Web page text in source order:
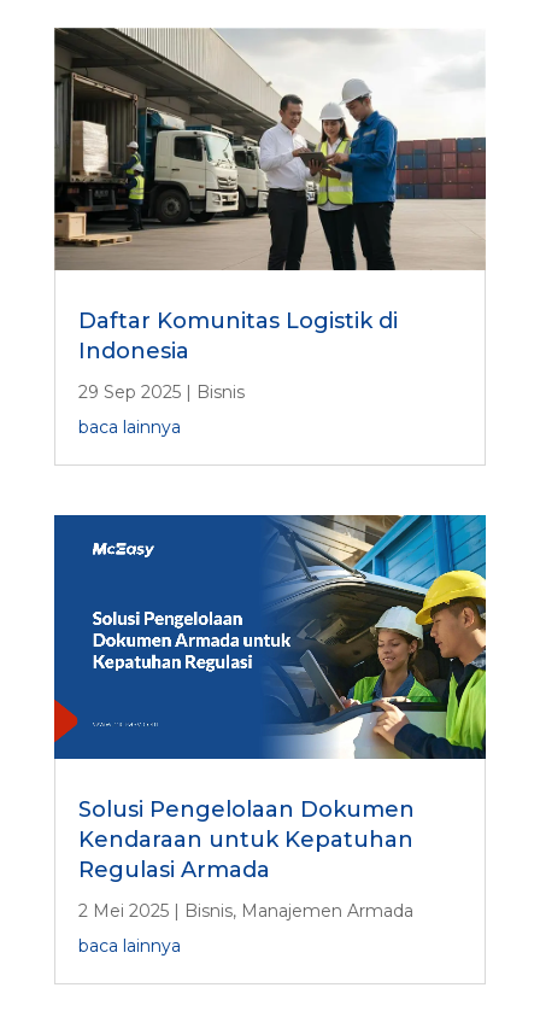
Daftar Komunitas Logistik di
Indonesia
29 Sep 2025| Bisnis
baca lainnya
Solusi Pengelolaan Dokumen
Kendaraan untuk Kepatuhan
Regulasi Armada
2 Mei 2025| Bisnis, Manajemen Armada
baca lainnya